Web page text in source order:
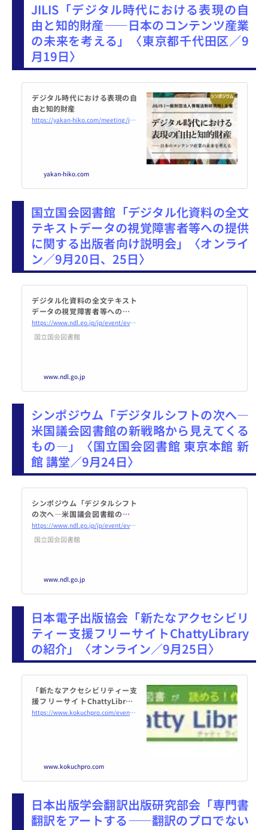
JILIS「デジタル時代における表現の自
由と知的財産――日本のコンテンツ産業
の未来を考える」〈東京都千代田区／9
月19日〉
デジタル時代における表現の自
由と知的財産
https://yakan-hiko.com/meeting/jilis240919/top.html
yakan-hiko.com
国立国会図書館「デジタル化資料の全文
テキストデータの視覚障害者等への提供
に関する出版者向け説明会」〈オンライ
ン／9月20日、25日〉
デジタル化資料の全文テキスト
データの視覚障害者等への提供
に関する出版者向け説明会｜国
立国会図書館―National Diet L
ibrary
https://www.ndl.go.jp/jp/event/events/202409textdata_pubseminar.html
国立国会図書館
www.ndl.go.jp
シンポジウム「デジタルシフトの次へ―
米国議会図書館の新戦略から見えてくる
もの―」〈国立国会図書館 東京本館 新
館 講堂／9月24日〉
シンポジウム「デジタルシフト
の次へ―米国議会図書館の新戦
略から見えてくるもの―」｜国
立国会図書館―National Diet L
ibrary
https://www.ndl.go.jp/jp/event/events/20240924sympo.html
国立国会図書館
www.ndl.go.jp
日本電子出版協会「新たなアクセシビリ
ティー支援フリーサイトChattyLibrary
の紹介」〈オンライン／9月25日〉
「新たなアクセシビリティー支
援フリーサイトChattyLibrary
の紹介」 2024年9月25日（オン
https://www.kokuchpro.com/event/20240925/
www.kokuchpro.com
日本出版学会翻訳出版研究部会「専門書
翻訳をアートする――翻訳のプロでない